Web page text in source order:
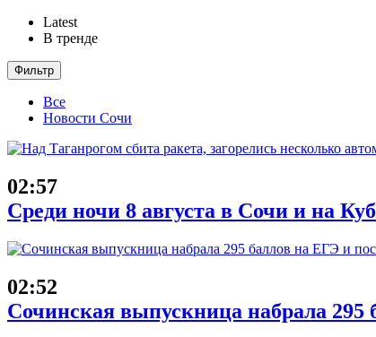
Latest
В тренде
Фильтр
Все
Новости Сочи
02:57
Среди ночи 8 августа в Сочи и на
02:52
Сочинская выпускница набрала 295